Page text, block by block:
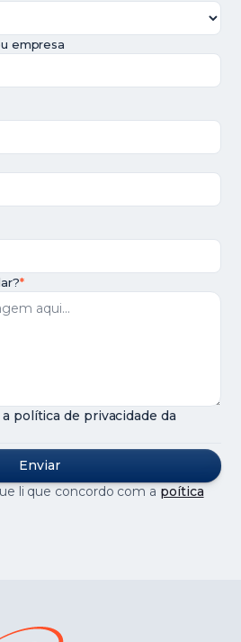
empresa
*
política de privacidade da
li que concordo com a poítica